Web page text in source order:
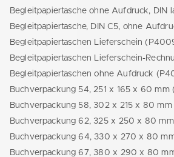
Begleitpapiertasche ohne Aufdruck, DIN
Begleitpapiertasche, DIN C5, ohne
Begleitpapiertaschen Lieferschein
Begleitpapiertaschen Lieferschein-
Begleitpapiertaschen ohne Aufdruck
Buchverpackung 54, 251 x 165 x 60 mm
Buchverpackung 58, 302 x 215 x 80
Buchverpackung 62, 325 x 250 x 80
Buchverpackung 64, 330 x 270 x 80
Buchverpackung 67, 380 x 290 x 80